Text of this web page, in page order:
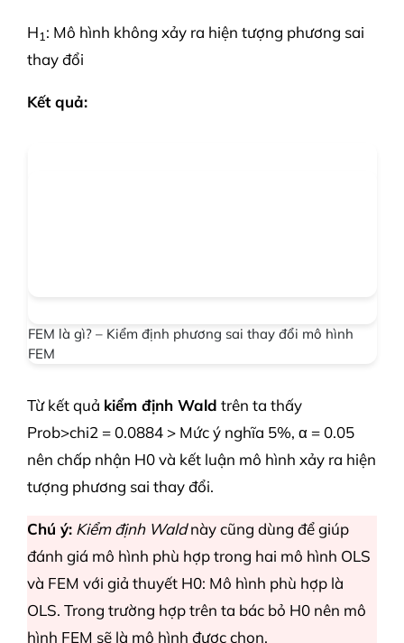
H1: Mô hình không xảy ra hiện tượng phương sai
thay đổi
Kết quả:
FEM là gì? – Kiểm định phương sai thay đổi mô hình
FEM
Từ kết quả kiểm định Wald trên ta thấy
Prob>chi2 = 0.0884 > Mức ý nghĩa 5%, α = 0.05
nên chấp nhận H0 và kết luận mô hình xảy ra hiện
tượng phương sai thay đổi.
Chú ý: Kiểm định Waldnày cũng dùng để giúp
đánh giá mô hình phù hợp trong hai mô hình OLS
và FEM với giả thuyết H0: Mô hình phù hợp là
OLS. Trong trường hợp trên ta bác bỏ H0 nên mô
hình FEM sẽ là mô hình được chọn.